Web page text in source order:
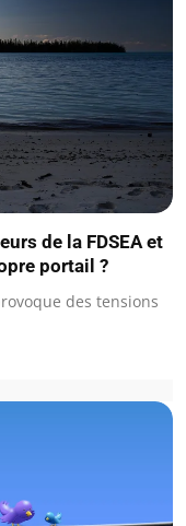
de la FDSEA et
portail ?
des tensions